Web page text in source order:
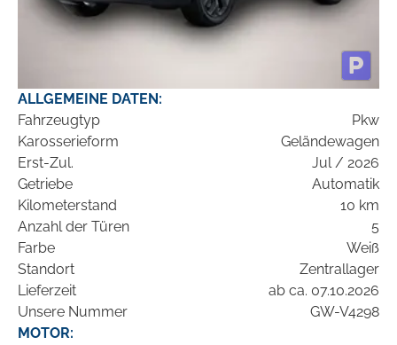
ALLGEMEINE DATEN:
Fahrzeugtyp
Pkw
Karosserieform
Geländewagen
Erst-Zul.
Jul / 2026
Getriebe
Automatik
Kilometerstand
10 km
Anzahl der Türen
5
Farbe
Weiß
Standort
Zentrallager
Lieferzeit
ab ca. 07.10.2026
Unsere Nummer
GW-V4298
MOTOR: